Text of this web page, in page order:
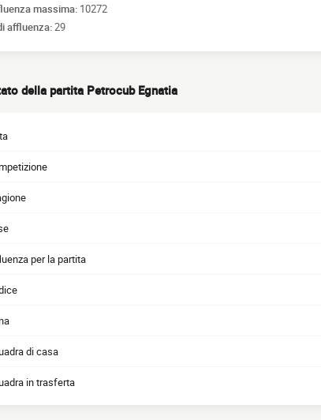
massima: 10272
affluenza:29
della partita Petrocub Egnatia
per la partita
di casa
in trasferta